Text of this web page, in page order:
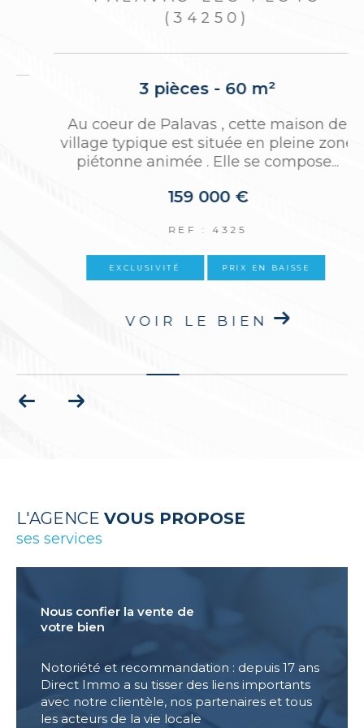
(34250)
2 pièces - 54,25 m²
Situé au cinquième et dernier étage avec
ascenseur d’une résidence recherchée,
cet appartement traversant de 54 m²...
283 500 €
REF : 4378
NOUVEAUTÉ
VOIR LE BIEN
L'AGENCE VOUS PROPOSE
ses services
Nous confier la vente de
votre bien
Notoriété et recommandation : depuis 17 ans
Direct Immo a su tisser des liens importants
avec notre clientèle, nos partenaires et tous
les acteurs de la vie locale